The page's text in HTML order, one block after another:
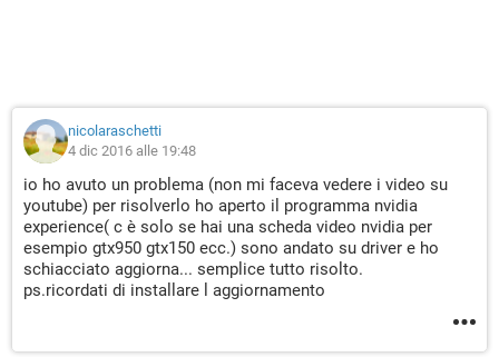
nicolaraschetti
4 dic 2016 alle 19:48
io ho avuto un problema (non mi faceva vedere i video su
youtube) per risolverlo ho aperto il programma nvidia
experience( c è solo se hai una scheda video nvidia per
esempio gtx950 gtx150 ecc.) sono andato su driver e ho
schiacciato aggiorna... semplice tutto risolto.
ps.ricordati di installare l aggiornamento